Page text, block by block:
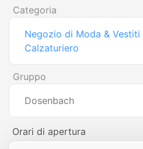
Categoria
Negozio di Moda & Vestiti
Calzaturiero
Gruppo
Dosenbach
Orari di apertura